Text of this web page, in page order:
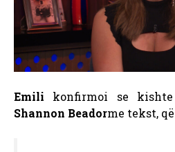
Emili konfirmoi se
Shannon Beadorme tekst,